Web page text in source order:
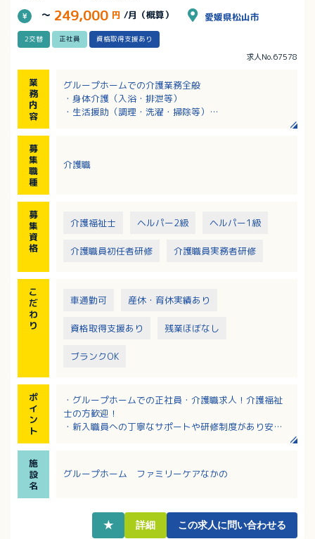
～ 249,000 円 /月（概算） 愛媛県松山市
2交替 正社員 資格取得支援あり
求人No.67578
業
務
内
容
グループホームでの介護業務全般
・身体介護（入浴・排泄等）
・生活援助（調理・洗濯・掃除等）
募
集
職
種
介護職
募
集
資
格
介護福祉士 ヘルパー2級 ヘルパー1級
介護職員初任者研修 介護職員実務者研修
こ
だ
わ
り
車通勤可 産休・育休実績あり
資格取得支援あり 残業ほぼなし
ブランクOK
ポ
イ
ン
ト
・グループホームでの正社員・介護職求人！介護福祉
士の方歓迎！
・新入職員への丁寧なサポートや研修制度があり安
・地域の小学校や幼稚園との交流など、地域に密着し
た温かい施設です！
施
設
名
グループホーム ファミリーケアなかの
★ 詳細 この求人に問い合わせる